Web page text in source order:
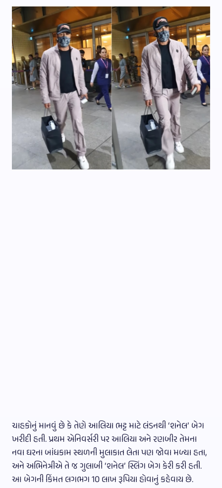
ચાહકોનું માનવું છે કે તેણે આલિયા ભટ્ટ માટે લંડનથી ‘શનેલ’ બેગ
ખરીદી હતી. પ્રથમ એનિવર્સરી પર આલિયા અને રણબીર તેમના
નવા ઘરના બાંધકામ સ્થળની મુલાકાત લેતા પણ જોવા મળ્યા હતા,
અને અભિનેત્રીએ તે જ ગુલાબી ‘શનેલ’ સ્લિંગ બેગ કેરી કરી હતી.
આ બેગની કિંમત લગભગ 10 લાખ રૂપિયા હોવાનું કહેવાય છે.